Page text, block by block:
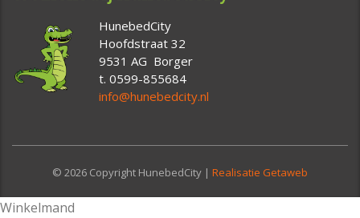
HunebedCity
Hoofdstraat 32
9531 AG Borger
t. 0599-855684
info@hunebedcity.nl
© 2026 Copyright HunebedCity | Realisatie Getaweb
Winkelmand